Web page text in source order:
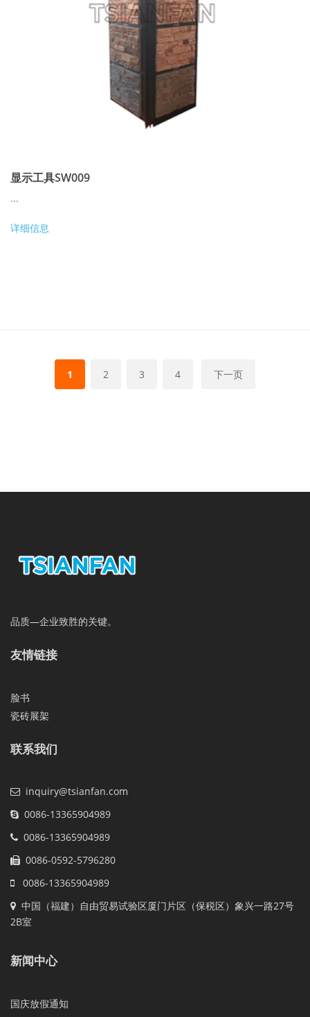
显示工具SW009
...
详细信息
1 2 3 4 下一页
品质—企业致胜的关键。
友情链接
脸书
瓷砖展架
联系我们
inquiry@tsianfan.com
0086-13365904989
0086-13365904989
0086-0592-5796280
0086-13365904989
中国（福建）自由贸易试验区厦门片区（保税区）象兴一路27号
2B室
新闻中心
国庆放假通知